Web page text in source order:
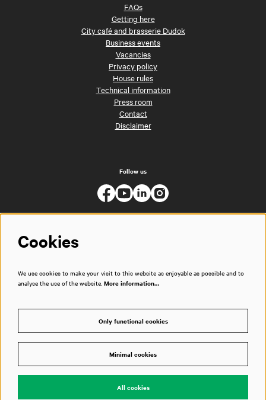
FAQs
Getting here
City café and brasserie Dudok
Business events
Vacancies
Privacy policy
House rules
Technical information
Press room
Contact
Disclaimer
Follow us
Powered byCultureSuite
Cookies
We use cookies to make your visit to this website as enjoyable as possible and to
analyse the use of the website. More information…
Only functional cookies
Minimal cookies
All cookies